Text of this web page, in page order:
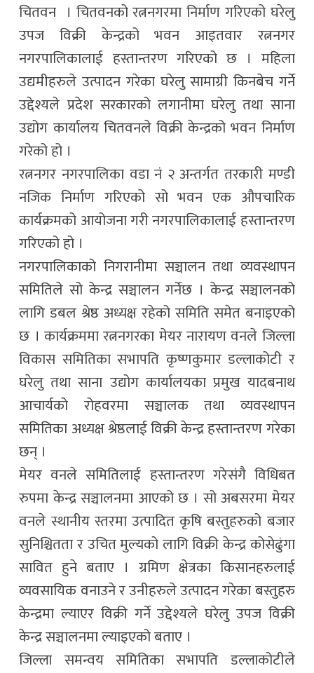
चितवन । चितवनको रत्ननगरमा निर्माण गरिएको घरेलु
उपज विक्री केन्द्रको भवन आइतवार रत्ननगर
नगरपालिकालाई हस्तान्तरण गरिएको छ । महिला
उद्यमीहरुले उत्पादन गरेका घरेलु सामाग्री किनबेच गर्ने
उद्देश्यले प्रदेश सरकारको लगानीमा घरेलु तथा साना
उद्योग कार्यालय चितवनले विक्री केन्द्रको भवन निर्माण
गरेको हो ।
रत्ननगर नगरपालिका वडा नं २ अन्तर्गत तरकारी मण्डी
नजिक निर्माण गरिएको सो भवन एक औपचारिक
कार्यक्रमको आयोजना गरी नगरपालिकालाई हस्तान्तरण
गरिएको हो ।
नगरपालिकाको निगरानीमा सञ्चालन तथा व्यवस्थापन
समितिले सो केन्द्र सञ्चालन गर्नेछ । केन्द्र सञ्चालनको
लागि डबल श्रेष्ठ अध्यक्ष रहेको समिति समेत बनाइएको
छ । कार्यक्रममा रत्ननगरका मेयर नारायण वनले जिल्ला
विकास समितिका सभापति कृष्णकुमार डल्लाकोटी र
घरेलु तथा साना उद्योग कार्यालयका प्रमुख यादबनाथ
आचार्यको रोहवरमा सञ्चालक तथा व्यवस्थापन
समितिका अध्यक्ष श्रेष्ठलाई विक्री केन्द्र हस्तान्तरण गरेका
छन् ।
मेयर वनले समितिलाई हस्तान्तरण गरेसंगै विधिबत
रुपमा केन्द्र सञ्चालनमा आएको छ । सो अबसरमा मेयर
वनले स्थानीय स्तरमा उत्पादित कृषि बस्तुहरुको बजार
सुनिश्चितता र उचित मुल्यको लागि विक्री केन्द्र कोसेढुंगा
सावित हुने बताए । ग्रमिण क्षेत्रका किसानहरुलाई
व्यवसायिक वनाउने र उनीहरुले उत्पादन गरेका बस्तुहरु
केन्द्रमा ल्याएर विक्री गर्ने उद्देश्यले घरेलु उपज विक्री
केन्द्र सञ्चालनमा ल्याइएको बताए ।
जिल्ला समन्वय समितिका सभापति डल्लाकोटीले